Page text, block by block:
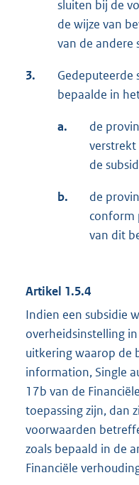
sluiten bij de
de wijze van
van de andere
3.
Gedeputeerde
bepaalde in
a.
de
verstrekt
de
b.
de
conform
van dit
Artikel 1.5.4
Indien een subsidie
overheidsinstelling
uitkering waarop de
information, Single
17b van de
toepassing zijn, dan
voorwaarden
zoals bepaald in de
Financiële